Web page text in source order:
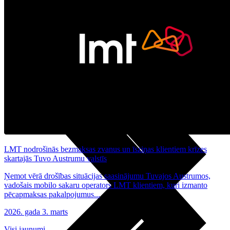
LMT Kartes iespējas
Kur nopirkt
LMT nodrošinās bezmaksas zvanus un īsziņas klientiem krīzes
skartajās Tuvo Austrumu valstīs
Ņemot vērā drošības situācijas saasinājumu Tuvajos Austrumos,
vadošais mobilo sakaru operators LMT klientiem, kuri izmanto
pēcapmaksas pakalpojumus...
2026. gada 3. marts